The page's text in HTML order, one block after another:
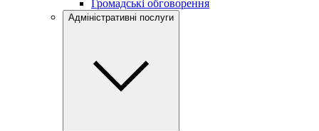
Громадські обговорення
Адміністративні послуги